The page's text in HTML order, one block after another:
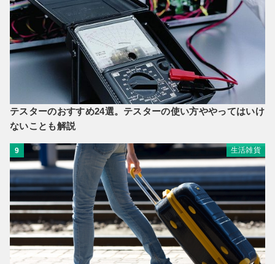
テスターのおすすめ24選。テスターの使い方ややってはいけ
ないことも解説
9 生活雑貨